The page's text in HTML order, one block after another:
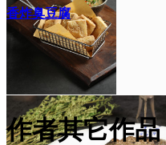
香炸臭豆腐
作者其它作品